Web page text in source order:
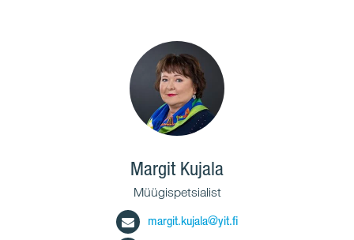
Margit Kujala
Müügispetsialist
margit.kujala@yit.fi